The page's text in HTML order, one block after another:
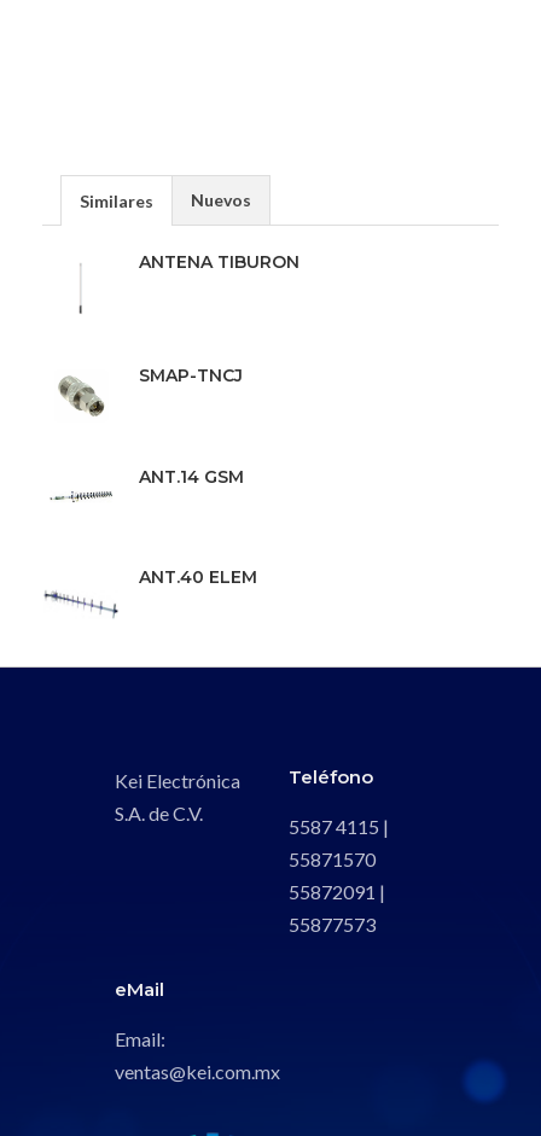
Similares Nuevos
ANTENA TIBURON
SMAP-TNCJ
ANT.14 GSM
ANT.40 ELEM
Kei Electrónica
S.A. de C.V.
Teléfono
5587 4115 |
55871570
55872091 |
55877573
eMail
Email:
ventas@kei.com.mx